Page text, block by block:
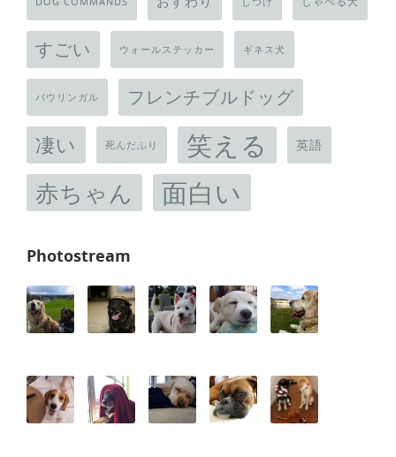
すごい ウォールステッカー ギネス犬
バウリンガル フレンチブルドッグ
凄い 死んだふり 笑える 英語
赤ちゃん 面白い
Photostream